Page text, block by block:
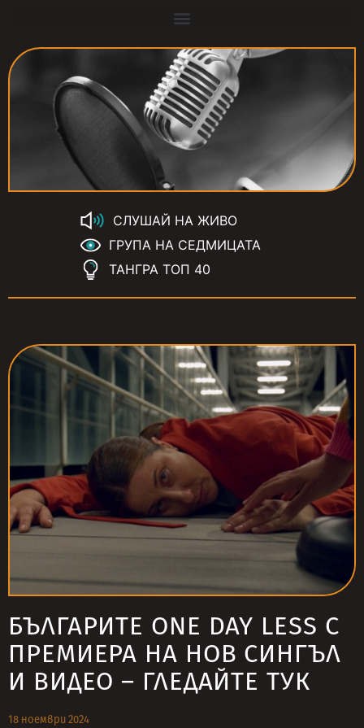
СЛУШАЙ НА ЖИВО
ГРУПА НА СЕДМИЦАТА
ТАНГРА ТОП 40
БЪЛГАРИТЕ ONE DAY LESS С
ПРЕМИЕРА НА НОВ СИНГЪЛ
И ВИДЕО – ГЛЕДАЙТЕ ТУК
18 ноември 2024